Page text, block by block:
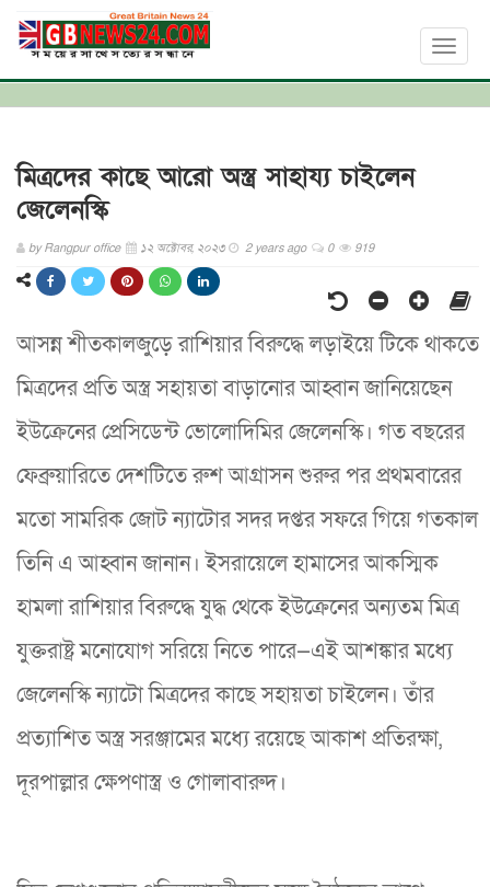
Toggle
মিত্রদের কাছে আরো অস্ত্র সাহায্য চাইলেন
জেলেনস্কি
byRangpur office ১২ অক্টোবর, ২০২৩ 2 years ago 0 919
আসন্ন শীতকালজুড়ে রাশিয়ার বিরুদ্ধে লড়াইয়ে টিকে থাকতে
মিত্রদের প্রতি অস্ত্র সহায়তা বাড়ানোর আহ্বান জানিয়েছেন
ইউক্রেনের প্রেসিডেন্ট ভোলোদিমির জেলেনস্কি। গত বছরের
ফেব্রুয়ারিতে দেশটিতে রুশ আগ্রাসন শুরুর পর প্রথমবারের
মতো সামরিক জোট ন্যাটোর সদর দপ্তর সফরে গিয়ে গতকাল
তিনি এ আহ্বান জানান। ইসরায়েলে হামাসের আকস্মিক
হামলা রাশিয়ার বিরুদ্ধে যুদ্ধ থেকে ইউক্রেনের অন্যতম মিত্র
যুক্তরাষ্ট্র মনোযোগ সরিয়ে নিতে পারে—এই আশঙ্কার মধ্যে
জেলেনস্কি ন্যাটো মিত্রদের কাছে সহায়তা চাইলেন। তাঁর
প্রত্যাশিত অস্ত্র সরঞ্জামের মধ্যে রয়েছে আকাশ প্রতিরক্ষা,
দূরপাল্লার ক্ষেপণাস্ত্র ও গোলাবারুদ।